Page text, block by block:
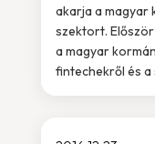
akarja a magyar
szektort.
a magyar
fintechekről és a